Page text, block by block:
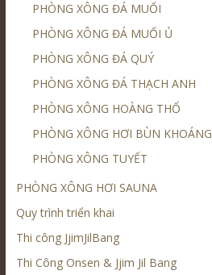
PHÒNG XÔNG ĐÁ MUỐI
PHÒNG XÔNG ĐÁ MUỐI Ủ
PHÒNG XÔNG ĐÁ QUÝ
PHÒNG XÔNG ĐÁ THẠCH ANH
PHÒNG XÔNG HOÀNG THỔ
PHÒNG XÔNG HƠI BÙN KHOÁNG
PHÒNG XÔNG TUYẾT
PHÒNG XÔNG HƠI SAUNA
Quy trình triển khai
Thi công JjimJilBang
Thi Công Onsen & Jjim Jil Bang